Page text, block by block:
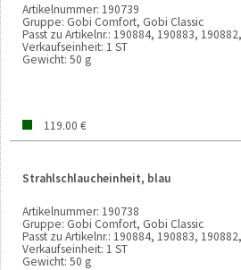
Artikelnummer: 190739
Gruppe: Gobi Comfort, Gobi Classic
Passt zu Artikelnr.: 190884, 190883,
Verkaufseinheit: 1 ST
Gewicht: 50 g
119.00 €
Strahlschlaucheinheit, blau
Artikelnummer: 190738
Gruppe: Gobi Comfort, Gobi Classic
Passt zu Artikelnr.: 190884, 190883,
Verkaufseinheit: 1 ST
Gewicht: 50 g